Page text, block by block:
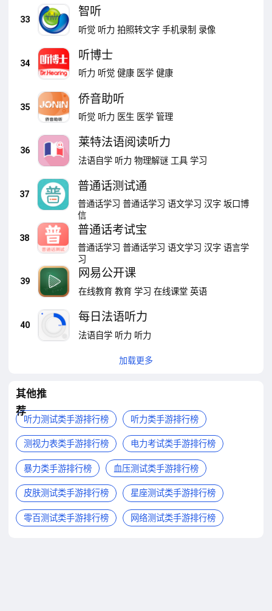
33
智听
听觉 听力 拍照转文字 手机录制 录像
34
听博士
听力 听觉 健康 医学 健康
35
侨音助听
听觉 听力 医生 医学 管理
36
莱特法语阅读听力
法语自学 听力 物理解谜 工具 学习
37
普通话测试通
普通话学习 普通话学习 语文学习 汉字 坂口博
信
38
普通话考试宝
普通话学习 普通话学习 语文学习 汉字 语言学
习
39
网易公开课
在线教育 教育 学习 在线课堂 英语
40
每日法语听力
法语自学 听力 听力
加载更多
其他推
荐
听力测试类手游排行榜 听力类手游排行榜
测视力表类手游排行榜 电力考试类手游排行榜
暴力类手游排行榜 血压测试类手游排行榜
皮肤测试类手游排行榜 星座测试类手游排行榜
零百测试类手游排行榜 网络测试类手游排行榜